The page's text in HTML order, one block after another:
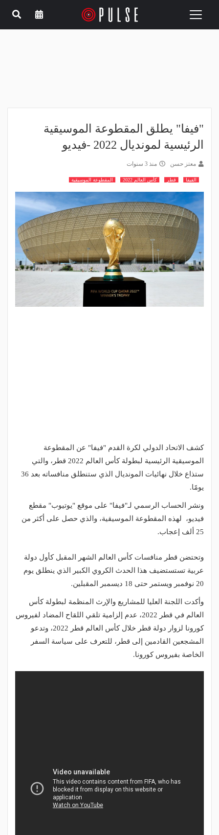
Toggle
"فيفا" يطلق المقطوعة الموسيقية
الرئيسية لمونديال 2022 -فيديو
معتز حسن منذ 3 سنوات
الفيفا قطر كأس العالم 2022 المقطوعة الموسيقية
كشف الاتحاد الدولي لكرة القدم "فيفا" عن المقطوعة
الموسيقية الرئيسية لبطولة كأس العالم 2022 قطر، والتي
ستذاع خلال نهائيات المونديال الذي ستنطلق منافساته بعد 36
يومًا.
ونشر الحساب الرسمي لـ"فيفا" على موقع "يوتيوب" مقطع
فيديو، لهذه المقطوعة الموسيقية، والذي حصل على أكثر من
25 ألف إعجاب.
وتحتضن قطر منافسات كأس العالم الشهر المقبل كأول دولة
عربية تستستضيف هذا الحدث الكروي الكبير الذي ينطلق يوم
20 نوفمبر ويستمر حتى 18 ديسمبر المقبلين.
وأكدت اللجنة العليا للمشاريع والإرث المنظمة لبطولة كأس
العالم في قطر 2022، عدم إلزامية تلقي اللقاح المضاد لفيروس
كورونا لزوار دولة قطر خلال كأس العالم قطر 2022، وتدعو
المشجعين القادمين إلى قطر، للتعرف على سياسة السفر
الخاصة بفيروس كورونا.